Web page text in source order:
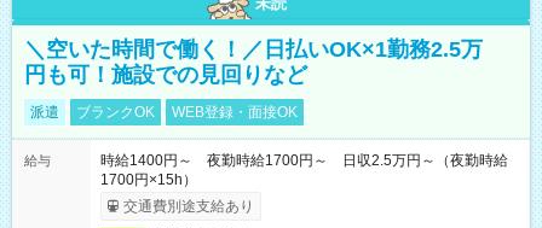
＼空いた時間で働く！／日払いOK×1勤務2.5万
円も可！施設での見回りなど
派遣 ブランクOK WEB登録・面接OK
給与
時給1400円～ 夜勤時給1700円～ 日収2.5万円～（夜勤時給
1700円×15h）
交通費別途支給あり